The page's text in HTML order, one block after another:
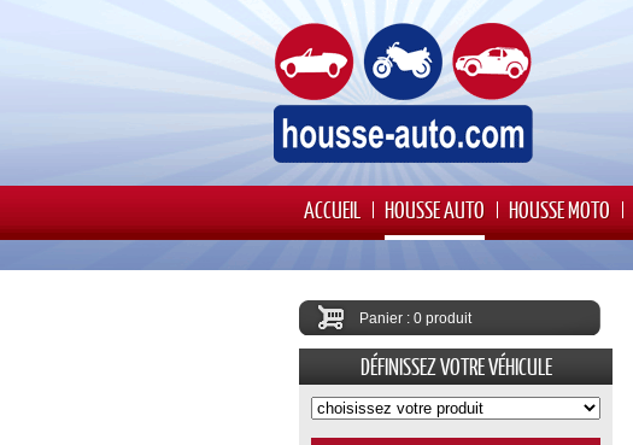
ACCUEIL HOUSSE AUTO HOUSSE MOTO
Panier : 0 produit
DÉFINISSEZ VOTRE VÉHICULE